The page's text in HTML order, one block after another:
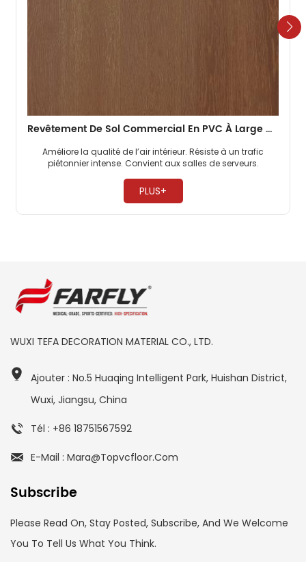
Revêtement De Sol Commercial En PVC À Large Gamme De Couleurs De 3 Mm Pour Les Gymnases
Améliore la qualité de l’air intérieur. Résiste à un trafic
piétonnier intense. Convient aux salles de serveurs. ​
PLUS+
WUXI TEFA DECORATION MATERIAL CO., LTD.
Ajouter : No.5 Huaqing Intelligent Park, Huishan District,
Wuxi, Jiangsu, China
Tél : +86 18751567592
E-Mail : Mara@topvcfloor.com
Subscribe
Please Read On, Stay Posted, Subscribe, And We Welcome
You To Tell Us What You Think.